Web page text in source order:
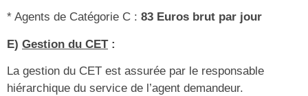
* Agents de Catégorie C : 83 Euros brut par jour
E) Gestion du CET:
La gestion du CET est assurée par le responsable
hiérarchique du service de l’agent demandeur.